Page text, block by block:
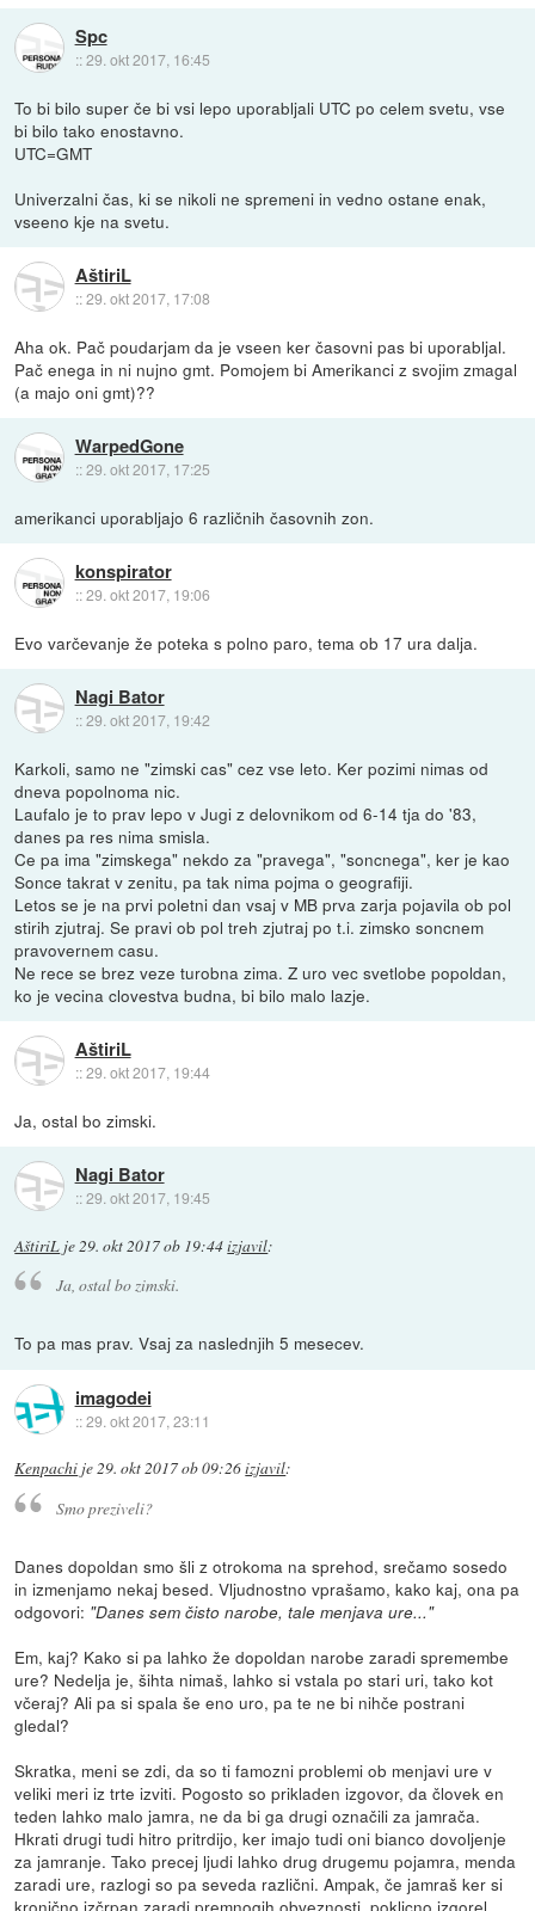
Spc
::29. okt 2017, 16:45
To bi bilo super če bi vsi lepo uporabljali UTC po celem svetu, vse
bi bilo tako enostavno.
UTC=GMT
Univerzalni čas, ki se nikoli ne spremeni in vedno ostane enak,
vseeno kje na svetu.
AštiriL
::29. okt 2017, 17:08
Aha ok. Pač poudarjam da je vseen ker časovni pas bi uporabljal.
Pač enega in ni nujno gmt. Pomojem bi Amerikanci z svojim zmagal
(a majo oni gmt)??
WarpedGone
::29. okt 2017, 17:25
amerikanci uporabljajo 6 različnih časovnih zon.
konspirator
::29. okt 2017, 19:06
Evo varčevanje že poteka s polno paro, tema ob 17 ura dalja.
Nagi Bator
::29. okt 2017, 19:42
Karkoli, samo ne "zimski cas" cez vse leto. Ker pozimi nimas od
dneva popolnoma nic.
Laufalo je to prav lepo v Jugi z delovnikom od 6-14 tja do '83,
danes pa res nima smisla.
Ce pa ima "zimskega" nekdo za "pravega", "soncnega", ker je kao
Sonce takrat v zenitu, pa tak nima pojma o geografiji.
Letos se je na prvi poletni dan vsaj v MB prva zarja pojavila ob pol
stirih zjutraj. Se pravi ob pol treh zjutraj po t.i. zimsko soncnem
pravovernem casu.
Ne rece se brez veze turobna zima. Z uro vec svetlobe popoldan,
ko je vecina clovestva budna, bi bilo malo lazje.
AštiriL
::29. okt 2017, 19:44
Ja, ostal bo zimski.
Nagi Bator
::29. okt 2017, 19:45
AštiriL je29. okt 2017 ob 19:44izjavil:
Ja, ostal bo zimski.
To pa mas prav. Vsaj za naslednjih 5 mesecev.
imagodei
::29. okt 2017, 23:11
Kenpachi je29. okt 2017 ob 09:26izjavil:
Smo preziveli?
Danes dopoldan smo šli z otrokoma na sprehod, srečamo sosedo
in izmenjamo nekaj besed. Vljudnostno vprašamo, kako kaj, ona pa
odgovori: "Danes sem čisto narobe, tale menjava ure..."
Em, kaj? Kako si pa lahko že dopoldan narobe zaradi spremembe
ure? Nedelja je, šihta nimaš, lahko si vstala po stari uri, tako kot
včeraj? Ali pa si spala še eno uro, pa te ne bi nihče postrani
gledal?
Skratka, meni se zdi, da so ti famozni problemi ob menjavi ure v
veliki meri iz trte izviti. Pogosto so prikladen izgovor, da človek en
teden lahko malo jamra, ne da bi ga drugi označili za jamrača.
Hkrati drugi tudi hitro pritrdijo, ker imajo tudi oni bianco dovoljenje
za jamranje. Tako precej ljudi lahko drug drugemu pojamra, menda
zaradi ure, razlogi so pa seveda različni. Ampak, če jamraš ker si
kronično izčrpan zaradi premnogih obveznosti, poklicno izgorel,